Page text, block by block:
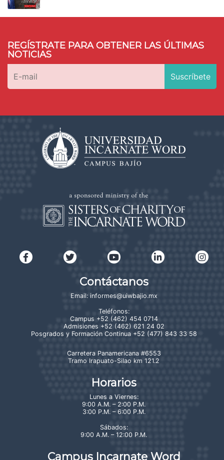
REGÍSTRATE PARA OBTENER LAS ÚLTIMAS
NOTICIAS
Contáctanos
Email: informes@uiwbajio.mx
Teléfonos:
Campus +52 (462) 454 0714
Admisiones +52 (462) 621 24 02
Posgrados y Formación Continua +52 (477) 843 33 58
Carretera Panamericana #6553
Tramo Irapuato-Silao km 121.2
Horarios
Lunes a Viernes:
9:00 A.M. – 2:00 P.M.
3:00 P.M. – 6:00 P.M.
Sábados:
9:00 A.M. – 12:00 P.M.
Campus Incarnate Word